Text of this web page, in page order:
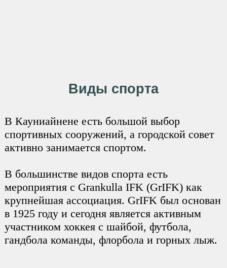
Виды спорта
В Кауниайнене есть большой выбор
спортивных сооружений, а городской совет
активно занимается спортом.
В большинстве видов спорта есть
мероприятия с Grankulla IFK (GrIFK) как
крупнейшая ассоциация. GrIFK был основан
в 1925 году и сегодня является активным
участником хоккея с шайбой, футбола,
гандбола команды, флорбола и горных лыж.